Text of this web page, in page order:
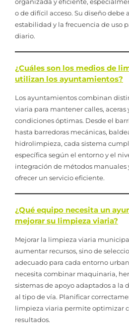
o de difícil acceso. Su diseño debe
estabilidad y la frecuencia de uso
diario.
¿Cuáles son los medios de
utilizan los ayuntamientos?
Los ayuntamientos combinan
viaria para mantener calles, aceras
condiciones óptimas. Desde el
hasta barredoras mecánicas,
hidrolimpieza, cada sistema
específica según el entorno y el
integración de métodos
ofrecer un servicio eficiente.
¿Qué equipo necesita un
mejorar su limpieza viaria?
Mejorar la limpieza viaria
aumentar recursos, sino de
adecuado para cada entorno
necesita combinar maquinaria,
sistemas de apoyo adaptados a la
al tipo de vía. Planificar
limpieza viaria permite optimizar
resultados.